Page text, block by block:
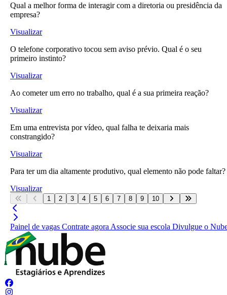
Qual a melhor forma de interagir com a diretoria ou presidência da
empresa?
Visualizar
O telefone corporativo tocou sem aviso prévio. Qual é o seu
primeiro instinto?
Visualizar
Ao cometer um erro no trabalho, qual é a sua primeira reação?
Visualizar
Em uma entrevista por vídeo, qual falha te deixaria mais
constrangido?
Visualizar
Para ter um dia altamente produtivo, qual elemento não pode faltar?
Visualizar
1 2 3 4 5 6 7 8 9 10
Painel de vagas Contrate agora Associe sua escola Divulgue o